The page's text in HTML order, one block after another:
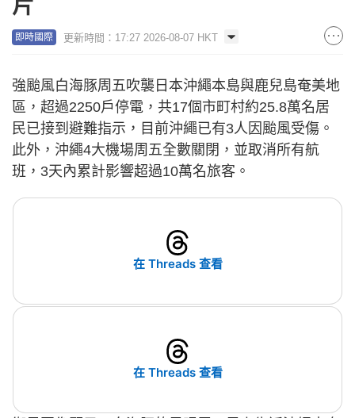
片
即時國際 更新時間：17:27 2026-08-07 HKT
強颱風白海豚周五吹襲日本沖繩本島與鹿兒島奄美地
區，超過2250戶停電，共17個市町村約25.8萬名居
民已接到避難指示，目前沖繩已有3人因颱風受傷。
此外，沖繩4大機場周五全數關閉，並取消所有航
班，3天內累計影響超過10萬名旅客。
在 Threads 查看
在 Threads 查看